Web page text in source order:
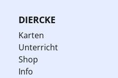
DIERCKE
Karten
Unterricht
Shop
Info